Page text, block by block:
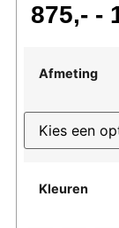
875 -
Afmeting
Kleuren